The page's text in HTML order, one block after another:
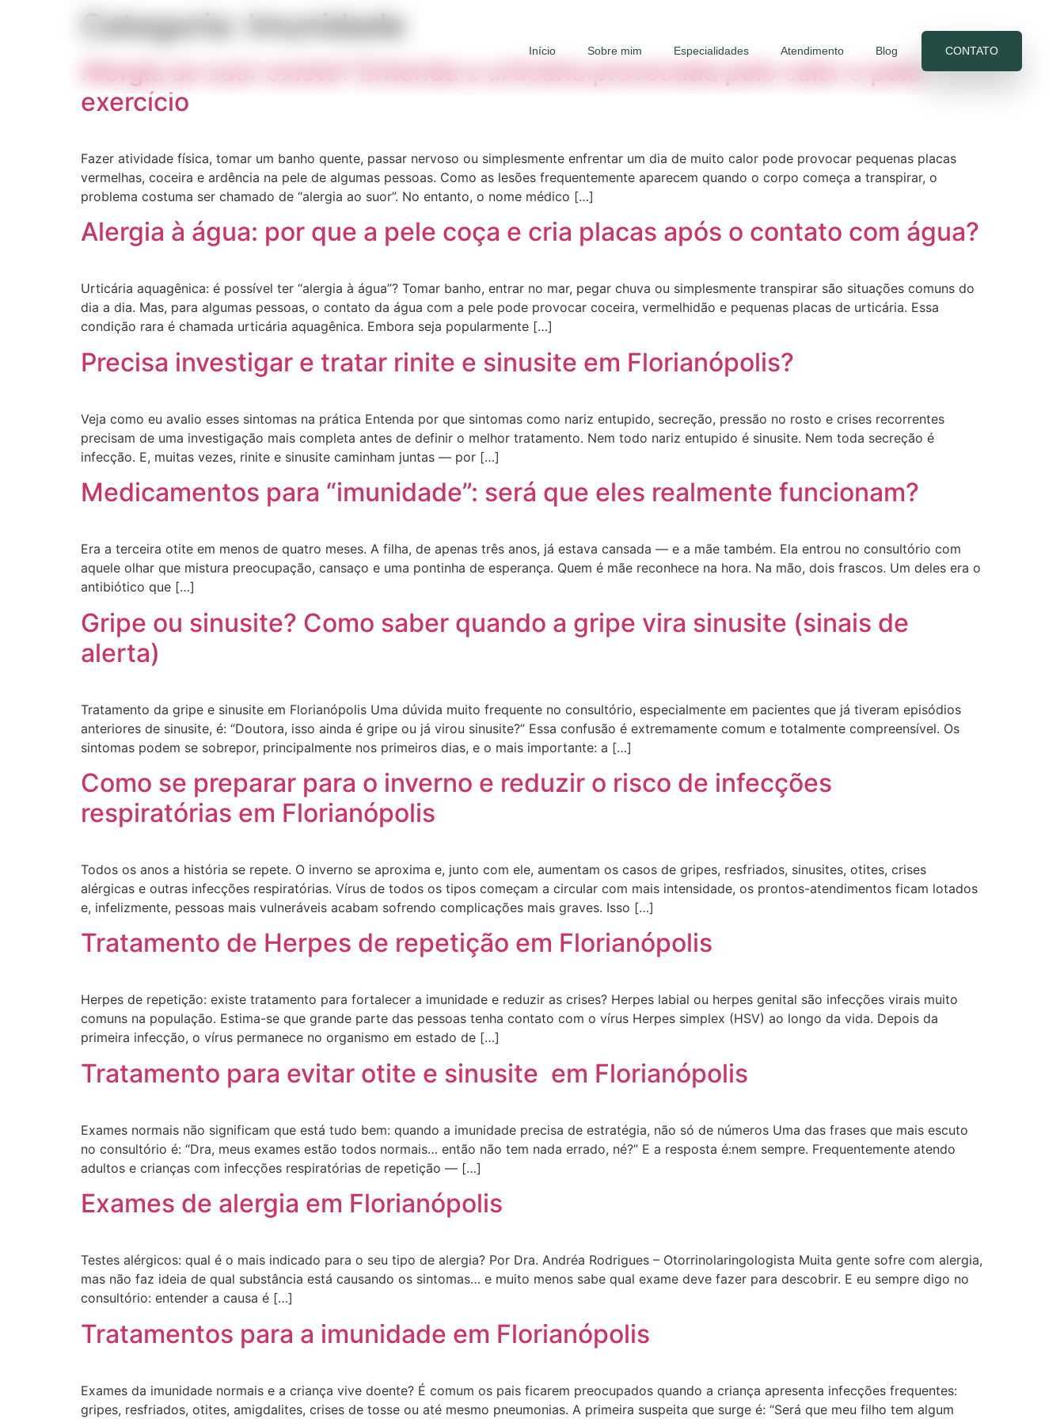
Início Sobre mim Especialidades Atendimento Blog CONTATO
Categoria: Imunidade
Alergia ao suor existe? Entenda a urticária provocada pelo calor e pelo
exercício
Fazer atividade física, tomar um banho quente, passar nervoso ou simplesmente enfrentar um dia de muito calor pode provocar pequenas placas
vermelhas, coceira e ardência na pele de algumas pessoas. Como as lesões frequentemente aparecem quando o corpo começa a transpirar, o
problema costuma ser chamado de “alergia ao suor”. No entanto, o nome médico […]
Alergia à água: por que a pele coça e cria placas após o contato com água?
Urticária aquagênica: é possível ter “alergia à água”? Tomar banho, entrar no mar, pegar chuva ou simplesmente transpirar são situações comuns do
dia a dia. Mas, para algumas pessoas, o contato da água com a pele pode provocar coceira, vermelhidão e pequenas placas de urticária. Essa
condição rara é chamada urticária aquagênica. Embora seja popularmente […]
Precisa investigar e tratar rinite e sinusite em Florianópolis?
Veja como eu avalio esses sintomas na prática Entenda por que sintomas como nariz entupido, secreção, pressão no rosto e crises recorrentes
precisam de uma investigação mais completa antes de definir o melhor tratamento. Nem todo nariz entupido é sinusite. Nem toda secreção é
infecção. E, muitas vezes, rinite e sinusite caminham juntas — por […]
Medicamentos para “imunidade”: será que eles realmente funcionam?
Era a terceira otite em menos de quatro meses. A filha, de apenas três anos, já estava cansada — e a mãe também. Ela entrou no consultório com
aquele olhar que mistura preocupação, cansaço e uma pontinha de esperança. Quem é mãe reconhece na hora. Na mão, dois frascos. Um deles era o
antibiótico que […]
Gripe ou sinusite? Como saber quando a gripe vira sinusite (sinais de
alerta)
Tratamento da gripe e sinusite em Florianópolis Uma dúvida muito frequente no consultório, especialmente em pacientes que já tiveram episódios
anteriores de sinusite, é: “Doutora, isso ainda é gripe ou já virou sinusite?” Essa confusão é extremamente comum e totalmente compreensível. Os
sintomas podem se sobrepor, principalmente nos primeiros dias, e o mais importante: a […]
Como se preparar para o inverno e reduzir o risco de infecções
respiratórias em Florianópolis
Todos os anos a história se repete. O inverno se aproxima e, junto com ele, aumentam os casos de gripes, resfriados, sinusites, otites, crises
alérgicas e outras infecções respiratórias. Vírus de todos os tipos começam a circular com mais intensidade, os prontos-atendimentos ficam lotados
e, infelizmente, pessoas mais vulneráveis acabam sofrendo complicações mais graves. Isso […]
Tratamento de Herpes de repetição em Florianópolis
Herpes de repetição: existe tratamento para fortalecer a imunidade e reduzir as crises? Herpes labial ou herpes genital são infecções virais muito
comuns na população. Estima-se que grande parte das pessoas tenha contato com o vírus Herpes simplex (HSV) ao longo da vida. Depois da
primeira infecção, o vírus permanece no organismo em estado de […]
Tratamento para evitar otite e sinusite em Florianópolis
Exames normais não significam que está tudo bem: quando a imunidade precisa de estratégia, não só de números Uma das frases que mais escuto
no consultório é: “Dra, meus exames estão todos normais… então não tem nada errado, né?” E a resposta é:nem sempre. Frequentemente atendo
adultos e crianças com infecções respiratórias de repetição — […]
Exames de alergia em Florianópolis
Testes alérgicos: qual é o mais indicado para o seu tipo de alergia? Por Dra. Andréa Rodrigues – Otorrinolaringologista Muita gente sofre com alergia,
mas não faz ideia de qual substância está causando os sintomas… e muito menos sabe qual exame deve fazer para descobrir. E eu sempre digo no
consultório: entender a causa é […]
Tratamentos para a imunidade em Florianópolis
Exames da imunidade normais e a criança vive doente? É comum os pais ficarem preocupados quando a criança apresenta infecções frequentes:
gripes, resfriados, otites, amigdalites, crises de tosse ou até mesmo pneumonias. A primeira suspeita que surge é: “Será que meu filho tem algum